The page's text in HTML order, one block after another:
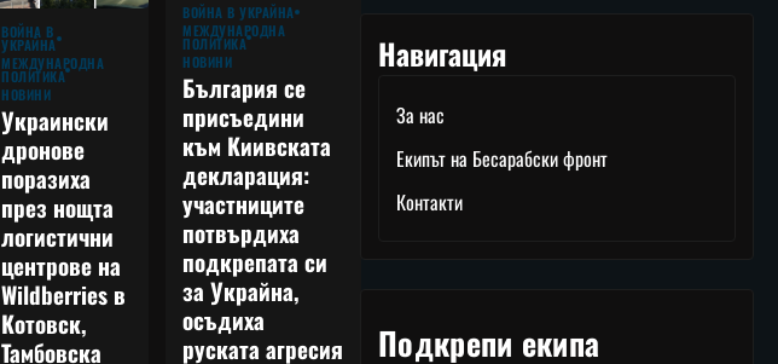
ВОЙНА В
УКРАЙНА
МЕЖДУНАРОДНА
ПОЛИТИКА
НОВИНИ
Украински
дронове
поразиха
през нощта
логистични
центрове на
Wildberries в
Котовск,
Тамбовска
ВОЙНА В УКРАЙНА
МЕЖДУНАРОДНА
ПОЛИТИКА
НОВИНИ
България се
присъедини
към Киивската
декларация:
участниците
потвърдиха
подкрепата си
за Украйна,
осъдиха
руската агресия
Навигация
За нас
Екипът на Бесарабски фронт
Контакти
Подкрепи екипа